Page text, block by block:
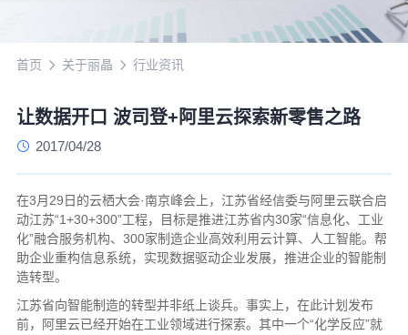
首页 关于丽晶 行业资讯
让数据开口 波司登+阿里云探索新零售之路
2017/04/28
在3月29日的云栖大会·南京峰会上，江苏省经信委与阿里云联合启
动江苏“1+30+300”工程，目标是推进江苏省内30家“信息化、工业
化”融合服务机构、300家制造企业高效利用云计算、人工智能。帮
助企业重构信息系统，实现数据驱动企业发展，推进企业的智能制
造转型。
江苏省向智能制造的转型并非纸上谈兵。事实上，在此计划发布
前，阿里云已经开始在工业领域进行探索。其中一个“化学反应”就